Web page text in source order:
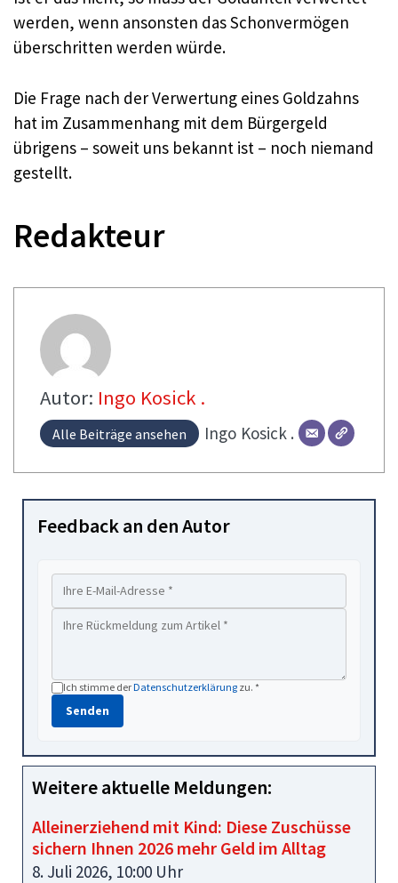
werden, wenn ansonsten das Schonvermögen
überschritten werden würde.
Die Frage nach der Verwertung eines Goldzahns
hat im Zusammenhang mit dem Bürgergeld
übrigens – soweit uns bekannt ist – noch niemand
gestellt.
Redakteur
Autor: Ingo Kosick .
Alle Beiträge ansehen Ingo Kosick .
Feedback an den Autor
Ich stimme derDatenschutzerklärung zu. *
Senden
Weitere aktuelle Meldungen:
Alleinerziehend mit Kind: Diese Zuschüsse
sichern Ihnen 2026 mehr Geld im Alltag
8. Juli 2026, 10:00 Uhr